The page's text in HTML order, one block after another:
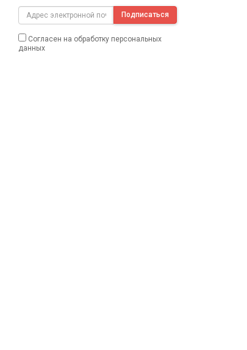
Подписаться
Согласен на обработку персональных
данных